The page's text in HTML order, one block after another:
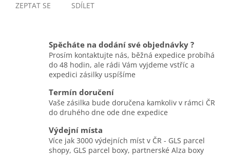
ZEPTAT SE SDÍLET
Spěcháte na dodání své objednávky ?
Prosím kontaktujte nás, běžná expedice probíhá
do 48 hodin, ale rádi Vám vyjdeme vstříc a
expedici zásilky uspíšíme
Termín doručení
Vaše zásilka bude doručena kamkoliv v rámci ČR
do druhého dne ode dne expedice
Výdejní místa
Více jak 3000 výdejních míst v ČR - GLS parcel
shopy, GLS parcel boxy, partnerské Alza boxy